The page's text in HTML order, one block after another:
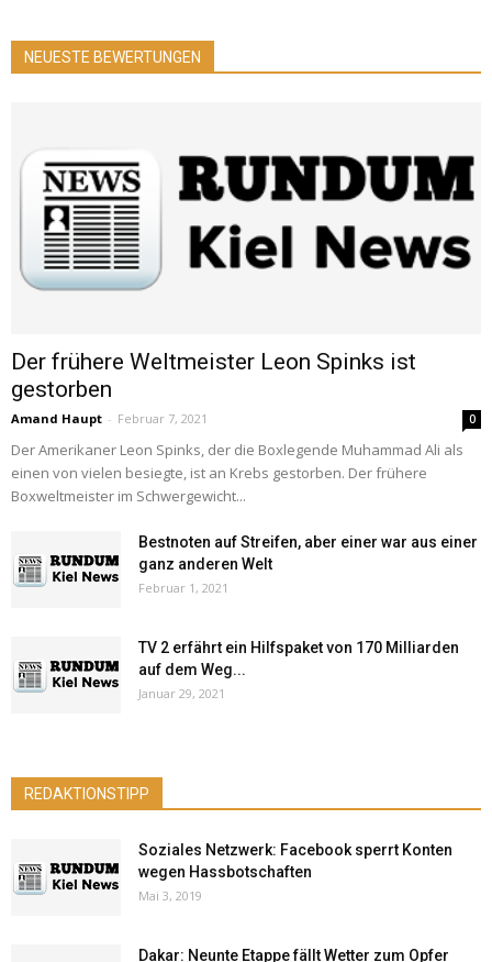
NEUESTE BEWERTUNGEN
Der frühere Weltmeister Leon Spinks ist
gestorben
Amand Haupt - Februar 7, 2021 0
Der Amerikaner Leon Spinks, der die Boxlegende Muhammad Ali als
einen von vielen besiegte, ist an Krebs gestorben. Der frühere
Boxweltmeister im Schwergewicht...
Bestnoten auf Streifen, aber einer war aus einer
ganz anderen Welt
Februar 1, 2021
TV 2 erfährt ein Hilfspaket von 170 Milliarden
auf dem Weg...
Januar 29, 2021
REDAKTIONSTIPP
Soziales Netzwerk: Facebook sperrt Konten
wegen Hassbotschaften
Mai 3, 2019
Dakar: Neunte Etappe fällt Wetter zum Opfer